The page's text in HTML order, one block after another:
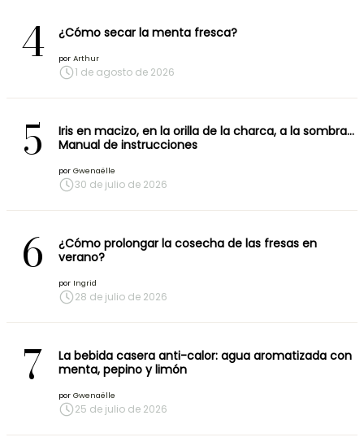
4 ¿Cómo secar la menta fresca?
por Arthur
1 de agosto de 2026
5
Iris en macizo, en la orilla de la charca, a la sombra…
Manual de instrucciones
por Gwenaëlle
30 de julio de 2026
6
¿Cómo prolongar la cosecha de las fresas en
verano?
por Ingrid
28 de julio de 2026
7
La bebida casera anti-calor: agua aromatizada con
menta, pepino y limón
por Gwenaëlle
25 de julio de 2026